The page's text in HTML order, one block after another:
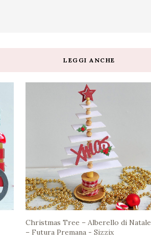
LEGGI ANCHE
Christmas Tree – Alberello di Natale
– Futura Premana - Sizzix